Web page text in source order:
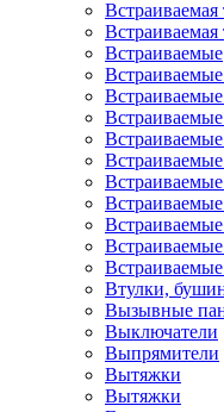
Встраиваемая
Встраиваемая
Встраиваемые
Втулки,
Вызывные
Выключатели
Выпрямители
Вытяжки
Вытяжки